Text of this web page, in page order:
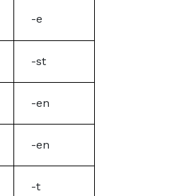
-e
-st
-en
-en
-t